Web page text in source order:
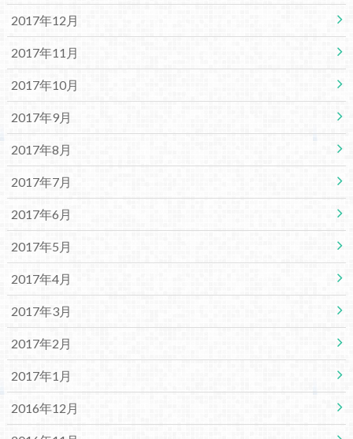
2017年12月
2017年11月
2017年10月
2017年9月
2017年8月
2017年7月
2017年6月
2017年5月
2017年4月
2017年3月
2017年2月
2017年1月
2016年12月